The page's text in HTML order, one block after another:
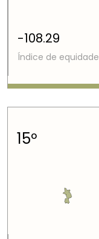
-108.29
Índice de equidade
15º